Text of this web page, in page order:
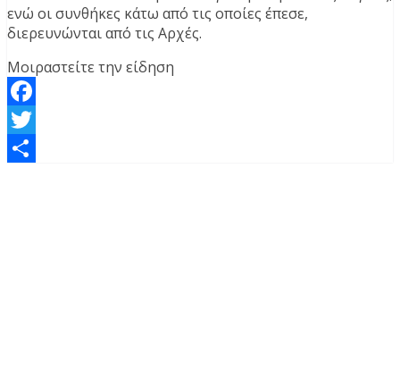
ενώ οι συνθήκες κάτω από τις οποίες έπεσε,
διερευνώνται από τις Αρχές.
Μοιραστείτε την είδηση
Facebook
Twitter